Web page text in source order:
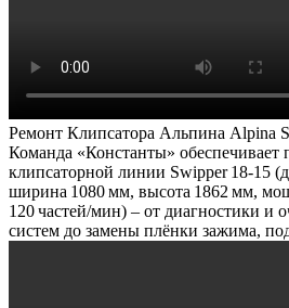
Ремонт Клипсатора Альпина Alpina
Команда «Константы»
клипсаторной линии Swipper 18‑15
ширина 1080 мм, высота 1862 мм,
120 частей/мин) – от диагностики и
систем до замены плёнки зажима,